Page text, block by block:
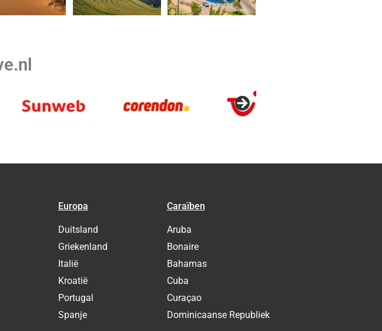
Europa
Duitsland
Griekenland
Italië
Kroatië
Portugal
Spanje
Caraïben
Aruba
Bonaire
Bahamas
Cuba
Curaçao
Dominicaanse Republiek